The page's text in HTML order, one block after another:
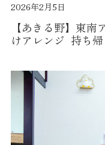
2026年2月5日
【あきる野】東
けアレンジ 持ち